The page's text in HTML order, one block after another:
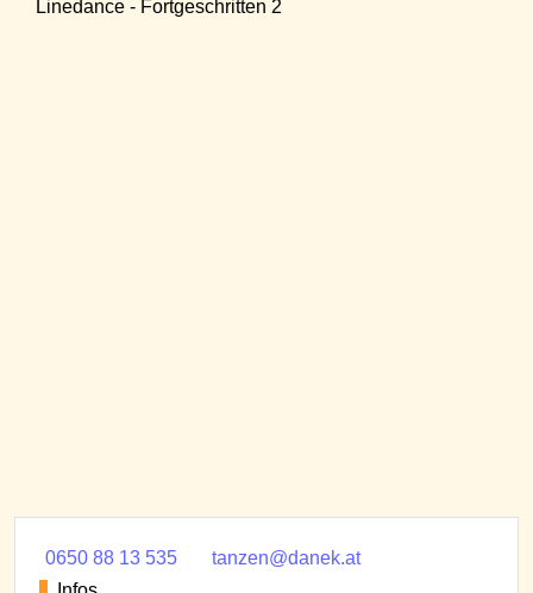
Linedance - Fortgeschritten 2
0650 88 13 535
tanzen@danek.at